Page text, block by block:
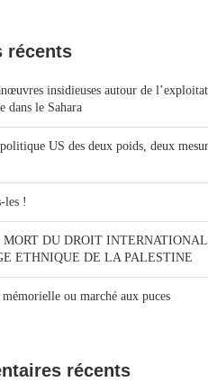
récents
insidieuses autour de
dans le Sahara
US des deux poids, deux
les !
DU DROIT
ETHNIQUE DE LA PALESTINE
ou marché aux puces
récents